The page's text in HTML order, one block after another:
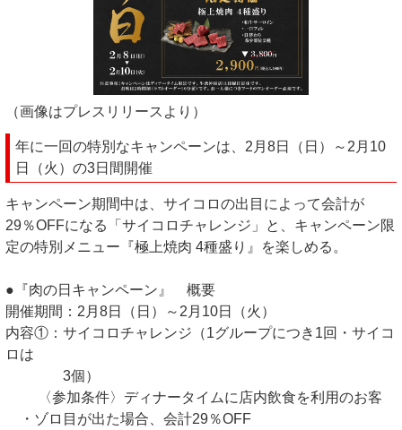
（画像はプレスリリースより）
年に一回の特別なキャンペーンは、2月8日（日）～2月10
日（火）の3日間開催
キャンペーン期間中は、サイコロの出目によって会計が
29％OFFになる「サイコロチャレンジ」と、キャンペーン限
定の特別メニュー『極上焼肉 4種盛り』を楽しめる。
●『肉の日キャンペーン』 概要
開催期間：2月8日（日）～2月10日（火）
内容①：サイコロチャレンジ（1グループにつき1回・サイコ
ロは
3個）
〈参加条件〉ディナータイムに店内飲食を利用のお客
・ゾロ目が出た場合、会計29％OFF